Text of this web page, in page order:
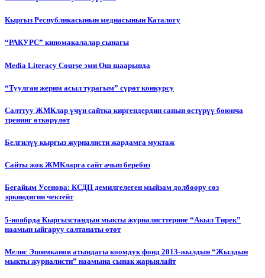
Кыргыз Республикасынын медиасынын Каталогу
“РАКУРС” киномакалалар сынагы
Media Literacy Сourse эми Ош шаарында
“Туулган жерим асыл турагым” сүрөт конкурсу
Салттуу ЖМКлар үчүн сайтка киргендердин санын өстүрүү боюнча
тренинг өткөрүлөт
Белгилүү кыргыз журналисти жардамга муктаж
Сайты жок ЖМКларга сайт ачып беребиз
Бегайым Усенова: КСДП демилгелеген мыйзам долбоору сөз
эркиндигин чектейт
5-ноябрда Кыргызстандын мыкты журналисттерине “Акыл Тирек”
наамын ыйгаруу салтанаты өтөт
Мелис Эшимканов атындагы коомдук фонд 2013-жылдын “Жылдын
мыкты журналисти” наамына сынак жарыялайт